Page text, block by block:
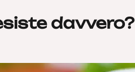
davvero?